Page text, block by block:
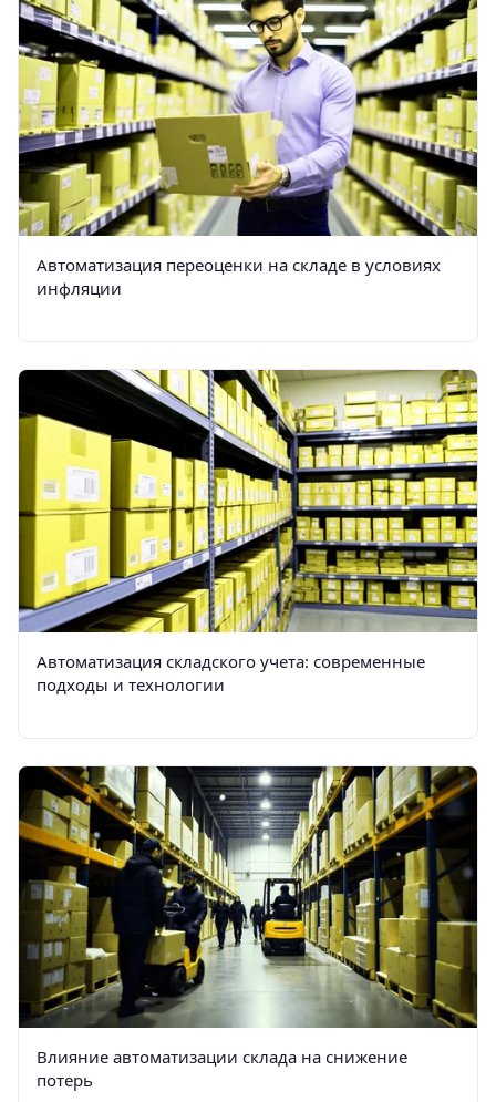
Автоматизация переоценки на складе в условиях
инфляции
Автоматизация складского учета: современные
подходы и технологии
Влияние автоматизации склада на снижение
потерь